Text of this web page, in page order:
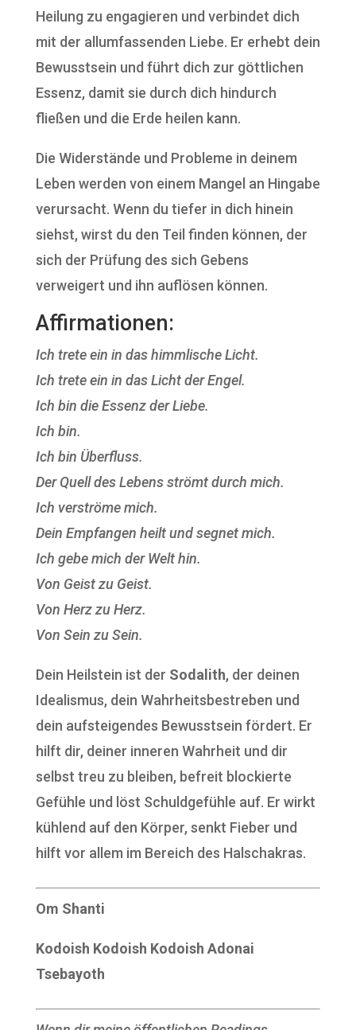
Heilung zu engagieren und verbindet dich
mit der allumfassenden Liebe. Er erhebt dein
Bewusstsein und führt dich zur göttlichen
Essenz, damit sie durch dich hindurch
fließen und die Erde heilen kann.
Die Widerstände und Probleme in deinem
Leben werden von einem Mangel an Hingabe
verursacht. Wenn du tiefer in dich hinein
siehst, wirst du den Teil finden können, der
sich der Prüfung des sich Gebens
verweigert und ihn auflösen können.
Affirmationen:
Ich trete ein in das himmlische Licht.
Ich trete ein in das Licht der Engel.
Ich bin die Essenz der Liebe.
Ich bin.
Ich bin Überfluss.
Der Quell des Lebens strömt durch mich.
Ich verströme mich.
Dein Empfangen heilt und segnet mich.
Ich gebe mich der Welt hin.
Von Geist zu Geist.
Von Herz zu Herz.
Von Sein zu Sein.
Dein Heilstein ist der Sodalith, der deinen
Idealismus, dein Wahrheitsbestreben und
dein aufsteigendes Bewusstsein fördert. Er
hilft dir, deiner inneren Wahrheit und dir
selbst treu zu bleiben, befreit blockierte
Gefühle und löst Schuldgefühle auf. Er wirkt
kühlend auf den Körper, senkt Fieber und
hilft vor allem im Bereich des Halschakras.
Om Shanti
Kodoish Kodoish Kodoish Adonai
Tsebayoth